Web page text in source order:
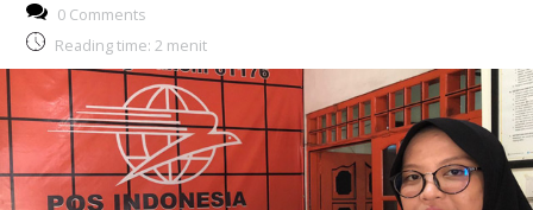
0 Comments
Reading time: 2 menit